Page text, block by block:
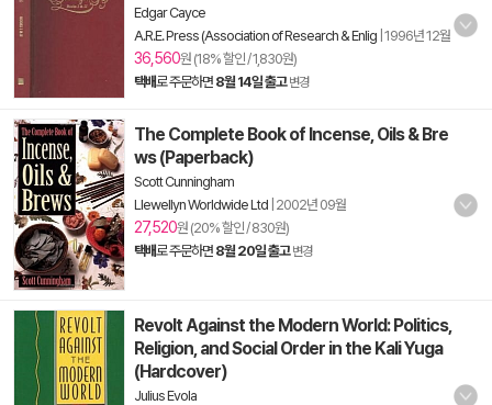
Edgar Cayce
A.R.E. Press (Association of Research & Enlig 1996년 12월
36,560원 (18% 할인 / 1,830원)
택배로 주문하면 8월 14일 출고 변경
The Complete Book of Incense, Oils & Bre
ws (Paperback)
Scott Cunningham
Llewellyn Worldwide Ltd 2002년 09월
27,520원 (20% 할인 / 830원)
택배로 주문하면 8월 20일 출고 변경
Revolt Against the Modern World: Politics,
Religion, and Social Order in the Kali Yuga
(Hardcover)
Julius Evola